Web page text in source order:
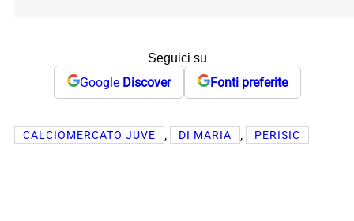
Seguici su
Google Discover Fonti preferite
CALCIOMERCATO JUVE , DI MARIA , PERISIC